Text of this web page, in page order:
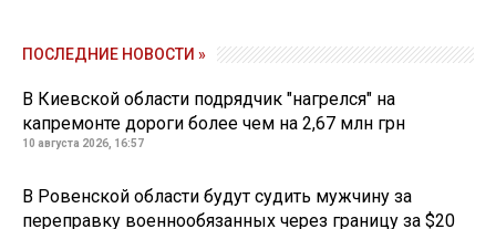
ПОСЛЕДНИЕ НОВОСТИ »
В Киевской области подрядчик "нагрелся" на
капремонте дороги более чем на 2,67 млн грн
10 августа 2026, 16:57
В Ровенской области будут судить мужчину за
переправку военнообязанных через границу за $20